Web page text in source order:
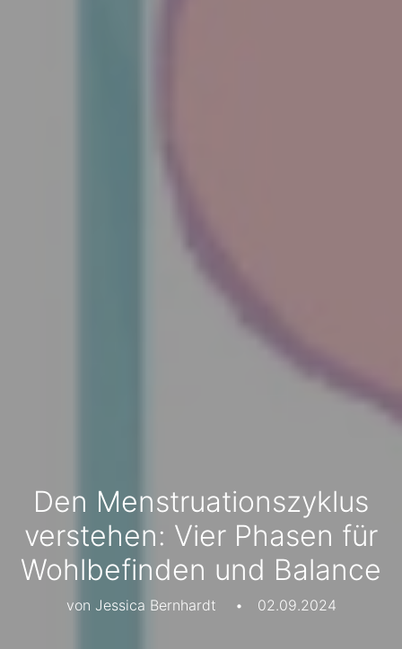
Den Menstruationszyklus
verstehen: Vier Phasen für
Wohlbefinden und Balance
von Jessica Bernhardt • 02.09.2024